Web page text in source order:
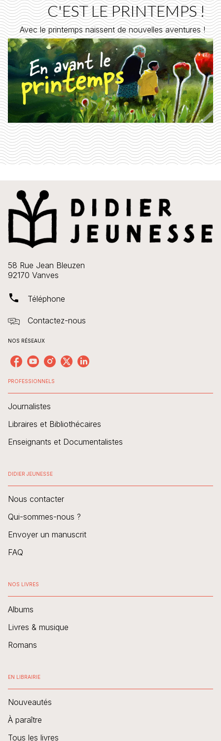
C'EST LE PRINTEMPS !
Avec le printemps naissent de nouvelles aventures !
58 Rue Jean Bleuzen
92170 Vanves
phone Téléphone
Contactez-nous
NOS RÉSEAUX
PROFESSIONNELS
Journalistes
Libraires et Bibliothécaires
Enseignants et Documentalistes
DIDIER JEUNESSE
Nous contacter
Qui-sommes-nous ?
Envoyer un manuscrit
FAQ
NOS LIVRES
Albums
Livres & musique
Romans
EN LIBRAIRIE
Nouveautés
À paraître
Tous les livres